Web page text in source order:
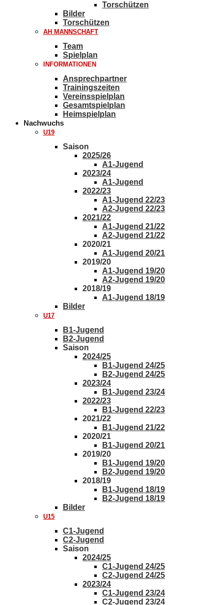
Torschützen
Bilder
Torschützen
AH MANNSCHAFT
Team
Spielplan
INFORMATIONEN
Ansprechpartner
Trainingszeiten
Vereinsspielplan
Gesamtspielplan
Heimspielplan
Nachwuchs
U19
Saison
2025/26
A1-Jugend
2023/24
A1-Jugend
2022/23
A1-Jugend 22/23
A2-Jugend 22/23
2021/22
A1-Jugend 21/22
A2-Jugend 21/22
2020/21
A1-Jugend 20/21
2019/20
A1-Jugend 19/20
A2-Jugend 19/20
2018/19
A1-Jugend 18/19
Bilder
U17
B1-Jugend
B2-Jugend
Saison
2024/25
B1-Jugend 24/25
B2-Jugend 24/25
2023/24
B1-Jugend 23/24
2022/23
B1-Jugend 22/23
2021/22
B1-Jugend 21/22
2020/21
B1-Jugend 20/21
2019/20
B1-Jugend 19/20
B2-Jugend 19/20
2018/19
B1-Jugend 18/19
B2-Jugend 18/19
Bilder
U15
C1-Jugend
C2-Jugend
Saison
2024/25
C1-Jugend 24/25
C2-Jugend 24/25
2023/24
C1-Jugend 23/24
C2-Jugend 23/24